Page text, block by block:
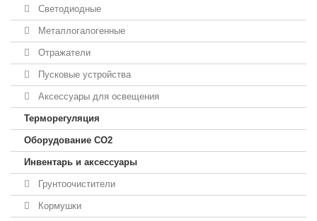
Светодиодные
Металлогалогенные
Отражатели
Пусковые устройства
Аксессуары для освещения
Терморегуляция
Оборудование CO2
Инвентарь и аксессуары
Грунтоочистители
Кормушки